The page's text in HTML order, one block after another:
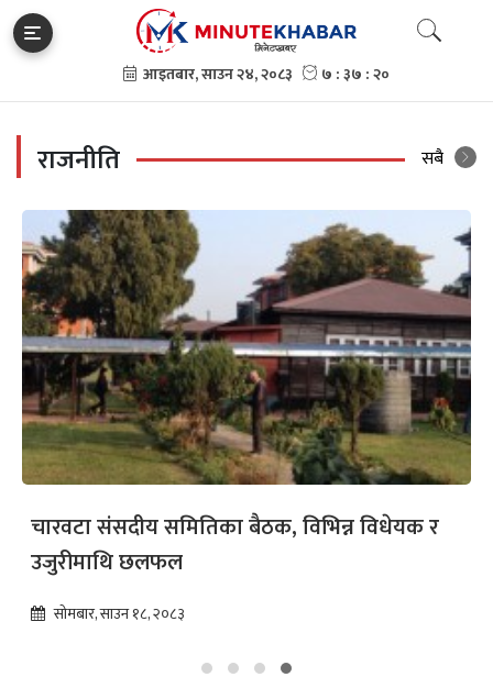
राजनीति सबै
चारवटा संसदीय समितिका बैठक, विभिन्न विधेयक र
उजुरीमाथि छलफल
सोमबार, साउन १८, २०८३